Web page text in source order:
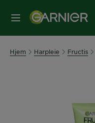
MENY
Hjem Harpleie Fructis